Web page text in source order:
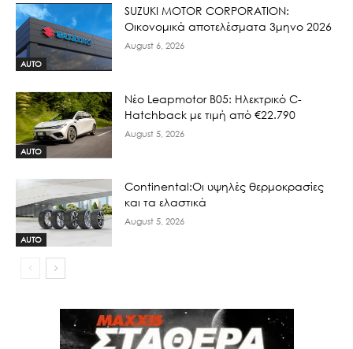
AUTO
SUZUKI MOTOR CORPORATION:
Οικονομικά αποτελέσματα 3μηνο 2026
August 6, 2026
AUTO
Νέο Leapmotor B05: Ηλεκτρικό C-
Hatchback με τιμή από €22.790
August 5, 2026
AUTO
Continental:Οι υψηλές θερμοκρασίες
και τα ελαστικά
August 5, 2026